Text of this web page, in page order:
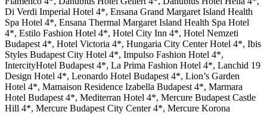
Di Verdi Imperial Hotel 4*, Ensana Grand Margaret Island Health
Spa Hotel 4*, Ensana Thermal Margaret Island Health Spa Hotel
4*, Estilo Fashion Hotel 4*, Hotel City Inn 4*, Hotel Nemzeti
Budapest 4*, Hotel Victoria 4*, Hungaria City Center Hotel 4*, Ibis
Styles Budapest City Hotel 4*, Impulso Fashion Hotel 4*,
IntercityHotel Budapest 4*, La Prima Fashion Hotel 4*, Lanchid 19
Design Hotel 4*, Leonardo Hotel Budapest 4*, Lion’s Garden
Hotel 4*, Mamaison Residence Izabella Budapest 4*, Marmara
Hotel Budapest 4*, Mediterran Hotel 4*, Mercure Budapest Castle
Hill 4*, Mercure Budapest City Center 4*, Mercure Korona